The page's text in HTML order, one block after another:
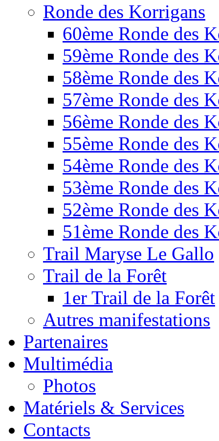
Ronde des Korrigans
60ème Ronde des
59ème Ronde des
58ème Ronde des
57ème Ronde des
56ème Ronde des
55ème Ronde des
54ème Ronde des
53ème Ronde des
52ème Ronde des
51ème Ronde des
Trail Maryse Le Gallo
Trail de la Forêt
1er Trail de la Forêt
Autres manifestations
Partenaires
Multimédia
Photos
Matériels & Services
Contacts